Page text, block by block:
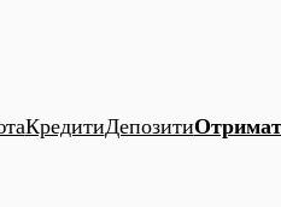
КредитиДепозити